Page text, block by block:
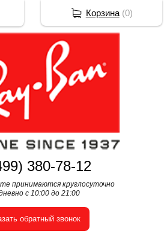
380-78-12
принимаются круглосуточно
с 10:00 до 21:00
обратный звонок
Корзина(0)